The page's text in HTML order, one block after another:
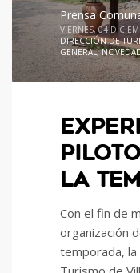
Prensa
VIERNES, 04
DIRECCIÓN DE
GENERAL,
LA
Con el fin de
organización
temporada, la